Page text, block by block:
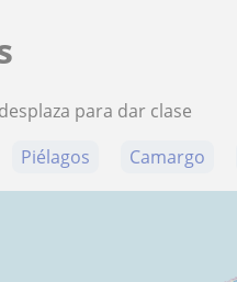
para dar clase
Piélagos Camargo